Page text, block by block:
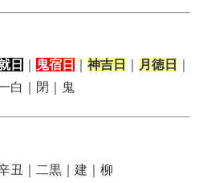
日 鬼宿日 神吉日 月徳日
白｜閉｜鬼
辛丑｜二黒｜建｜柳